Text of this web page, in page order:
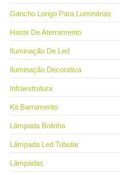
Gancho Longo Para Luminárias
Haste De Aterramento
Iluminação De Led
Iluminação Decorativa
Infraestrutura
Kit Barramento
Lâmpada Bolinha
Lâmpada Led Tubular
Lâmpadas